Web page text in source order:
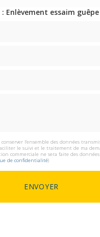
Enlèvement essaim
conserver l'ensemble des données
le suivi et le traitement de ma
commerciale ne sera faite des données
de confidentialité)